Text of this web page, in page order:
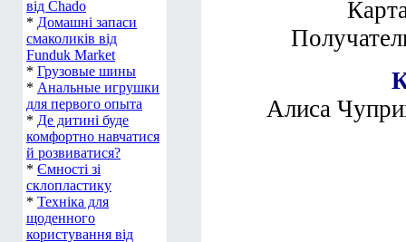
від Chado
* Домашні запаси
смаколиків від
Funduk Market
* Грузовые шины
* Анальные игрушки
для первого опыта
* Де дитині буде
комфортно навчатися
й розвиватися?
* Ємності зі
склопластику
* Техніка для
щоденного
користування від
Алиса